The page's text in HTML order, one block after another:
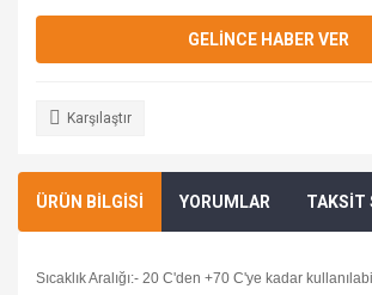
GELİNCE HABER VER
Karşılaştır
ÜRÜN BİLGİSİ YORUMLAR TAKSİT
Sıcaklık Aralığı:- 20 C'den +70 C'ye kadar